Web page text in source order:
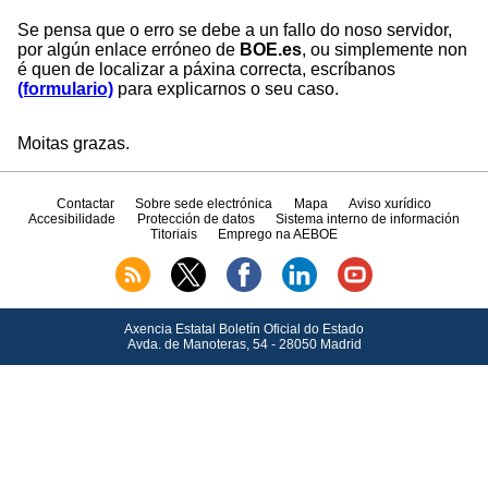
Se pensa que o erro se debe a un fallo do noso servidor,
por algún enlace erróneo de BOE.es, ou simplemente non
é quen de localizar a páxina correcta, escríbanos
(formulario) para explicarnos o seu caso.
Moitas grazas.
Contactar Sobre sede electrónica Mapa
Aviso xurídico
Accesibilidade
Protección de datos
Sistema interno de información
Titoriais
Emprego na AEBOE
Axencia Estatal Boletín Oficial do Estado
Avda.de Manoteras, 54 - 28050 Madrid